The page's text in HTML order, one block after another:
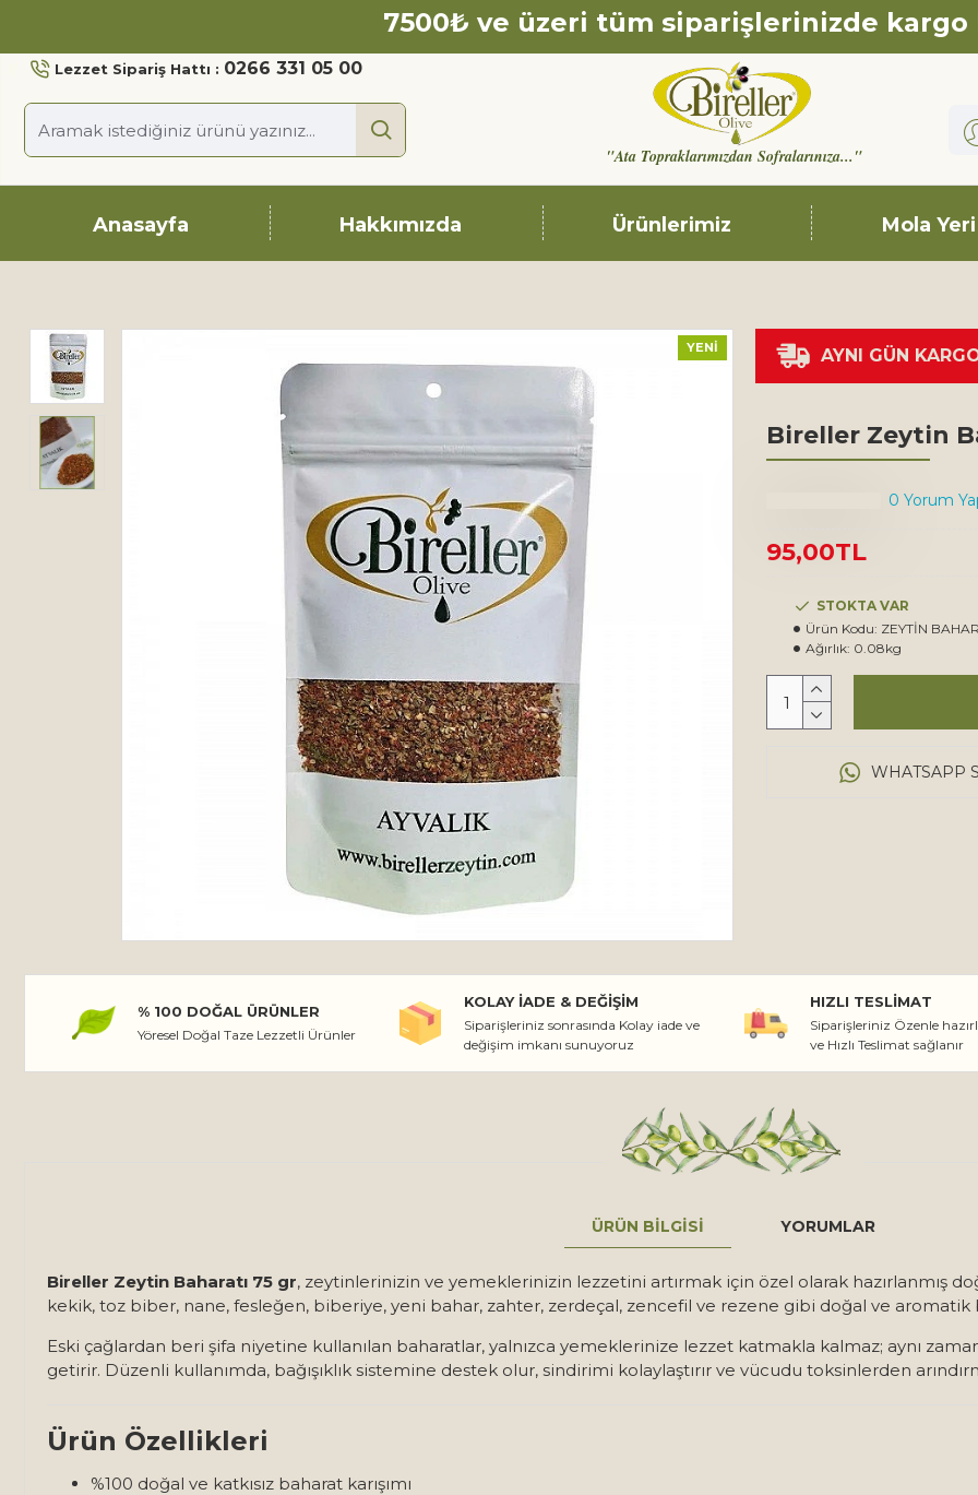
7500₺ ve üzeri tüm siparişlerinizde kargo
Lezzet Sipariş Hattı : 0266 331 05 00
"Ata Topraklarımızdan Sofralarınıza..."
Anasayfa Hakkımızda Ürünlerimiz Mola Yeri
YENI
Bireller Zeytin
STOKTA VAR
Ürün Kodu: ZEYTİN
Ağırlık: 0.08kg
0 Yorum
95,00TL
AYNI GÜN
WHATSAPP
% 100 DOĞAL ÜRÜNLER
Yöresel Doğal Taze Lezzetli Ürünler
KOLAY İADE & DEĞIŞIM
Siparişleriniz sonrasında Kolay iade ve
değişim imkanı sunuyoruz
HIZLI TESLIMAT
Siparişleriniz Özenle
ve Hızlı Teslimat sağlanır
ÜRÜN BILGISI YORUMLAR
Bireller Zeytin Baharatı 75 gr, zeytinlerinizin ve yemeklerinizin lezzetini artırmak için özel olarak hazırlanmış
kekik, toz biber, nane, fesleğen, biberiye, yeni bahar, zahter, zerdeçal, zencefil ve rezene gibi doğal ve
Eski çağlardan beri şifa niyetine kullanılan baharatlar, yalnızca yemeklerinize lezzet katmakla kalmaz; aynı
getirir. Düzenli kullanımda, bağışıklık sistemine destek olur, sindirimi kolaylaştırır ve vücudu toksinlerden
Ürün Özellikleri
%100 doğal ve katkısız baharat karışımı